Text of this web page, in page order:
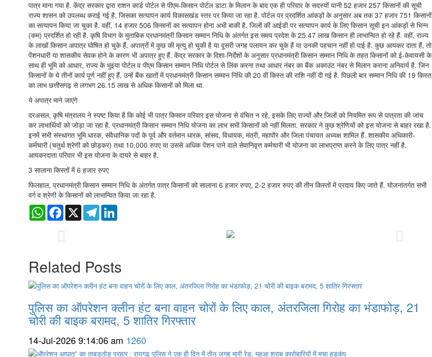
पात्र माना गया है. केंद्र सरकार द्वारा राशन कार्ड पोर्टल से पीएम-किसान पोर्टल डाटा के मिलान के बाद एक ही परिवार के सदस्यों यानी 52 हजार 257 किसानों की सूची
राज्य शासन को उपलब्ध कराई गई है, जिसका सत्यापन कार्य विकासखंड स्तर पर किया जा रहा है. पोर्टल पर प्रदर्शित आंकड़ों के अनुसार अब तक 37 हजार 751 किसानों
का सत्यापन किया जा चुका है. वहीं, 14 हजार 506 किसानों का सत्यापन होना अभी बाकी है. जिलों की आईडी पर सत्यापन कार्य के लिए किसान सूची इन आंकड़ों से भिन्न
(कम) प्रदर्शित हो रही है. कृषि विभाग के मुताबिक प्रधानमंत्री किसान सम्मान निधि के अंतर्गत इस समय प्रदेश के 25.47 लाख किसान ही लाभान्वित हो रहे हैं. वहीं, राज्य
के लाखों किसान अपात्र घोषित हो चुके हैं. अपात्रों में कुछ की मृत्यु हो चुकी है या दूसरी जगह पलायन कर चुके हैं या उनकी पहचान नहीं हो पाई है. कुछ आयकर दाता हैं, तो
पेंशनधारी या शासकीय सेवक होने के कारण भी अपात्र हुए हैं. केंद्र सरकार के दिशा-निर्देशों के अनुसार प्रधानमंत्री किसान सम्मान निधि के तहत किसानों को ई-केवायसी के
साथ ही भूमि को आधार, राज्य के भुइंया पोर्टल व पीएम किसान सम्मान निधि पोर्टल से लिंक करना तथा आधार नंबर का बैंक अकाउंट नंबर से मिलान कराना अनिवार्य है. जिन
किसानों के ये तीनों कार्य पूर्ण नहीं हुए हैं, उन्हें बैंक खातों में प्रधानमंत्री किसान सम्मान निधि की 20 वीं किस्त की राशि नहीं दी गई है. पिछली बार सम्मान निधि की 19 किस्त
का लाभ छत्तीसगढ़ से लगभग 26.15 लाख से अधिक किसानों को मिला था.
ये अपात्र माने जाएंगे
दरअसल, कृषि मंत्रालय ने स्पष्ट किया है कि कोई भी पात्र किसान परिवार इस योजना से वंचित न रहे, इसके लिए राज्यों और जिलों को नियमित रूप से पात्रता की जांच
कर लाभार्थियों को जोड़ा जा रहा है. प्रधानमंत्री किसान सम्मान निधि योजना का लाभ सभी किसानों को नहीं मिलता. सरकार ने कुछ श्रेणियों को इस योजना से बाहर रखा है.
इनमें सभी संस्थागत भूमि धारक, संवैधानिक पदों के पूर्व और वर्तमान धारक, सांसद, विधायक, मंत्री, महापौर और जिला पंचायत अध्यक्ष शामिल हैं. शासकीय अधिकारी-
कर्मचारी (चतुर्थ श्रेणी को छोड़कर) तथा 10,000 रुपए या उससे अधिक पेंशन पाने वाले सेवानिवृत्त कर्मचारी भी योजना का लाभप्राप्त करने के लिए पात्र नहीं है.
आयकरदाता परिवार भी इस योजना के दायरे से बाहर है.
3 सालाना किस्तों में 6 हजार रुपए
फिलहाल, प्रधानमंत्री किसान सम्मान निधि के अंतर्गत पात्र किसानों को सालाना 6 हजार रुपए, 2-2 हजार रुपए की तीन किस्तों में प्रदाय किए जाते हैं. योजनांतर्गत सभी
वर्ग व श्रेणी के किसानों को लाभान्वित किया जा रहा है.
WhatsAppFacebook
X Telegram
Previous Next
Related Posts
पुलिस का ऑपरेशन क्लीन हंट बना वाहन चोरों के लिए काल, अंतरजिला गिरोह का भंडाफोड़, 21
चोरी की बाइक बरामद, 5 शातिर गिरफ्तार
14-Jul-2026 9:14:06 am 1260